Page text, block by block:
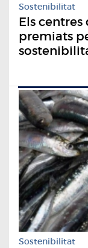
Sostenibilitat
Els
premiats
Sostenibilitat